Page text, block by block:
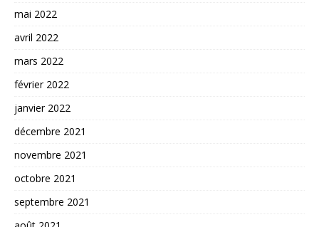
mai 2022
avril 2022
mars 2022
février 2022
janvier 2022
décembre 2021
novembre 2021
octobre 2021
septembre 2021